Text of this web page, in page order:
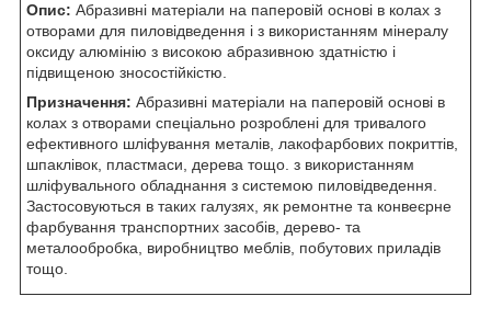
Опис: Абразивні матеріали на паперовій основі в колах з
отворами для пиловідведення і з використанням мінералу
оксиду алюмінію з високою абразивною здатністю і
підвищеною зносостійкістю.
Призначення: Абразивні матеріали на паперовій основі в
колах з отворами спеціально розроблені для тривалого
ефективного шліфування металів, лакофарбових покриттів,
шпаклівок, пластмаси, дерева тощо. з використанням
шліфувального обладнання з системою пиловідведення.
Застосовуються в таких галузях, як ремонтне та конвеєрне
фарбування транспортних засобів, дерево- та
металообробка, виробництво меблів, побутових приладів
тощо.